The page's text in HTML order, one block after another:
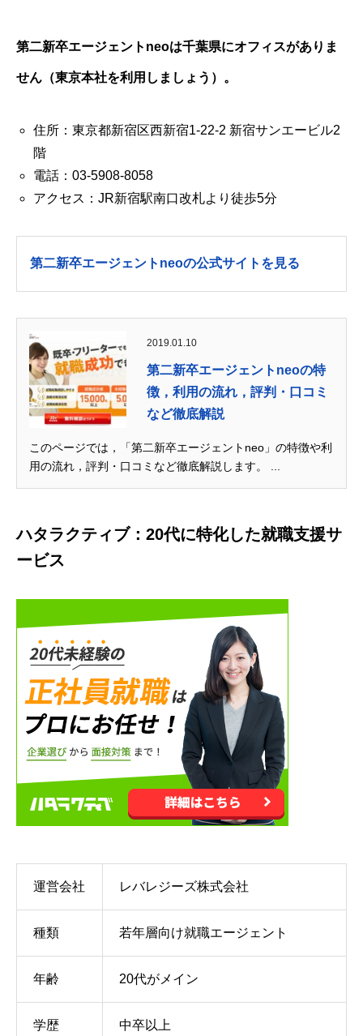
第二新卒エージェントneoは千葉県にオフィスがありま
せん（東京本社を利用しましょう）。
住所：東京都新宿区西新宿1-22-2 新宿サンエービル2
階
電話：03-5908-8058
アクセス：JR新宿駅南口改札より徒歩5分
第二新卒エージェントneoの公式サイトを見る
2019.01.10
第二新卒エージェントneoの特
徴，利用の流れ，評判・口コミ
など徹底解説
このページでは，「第二新卒エージェントneo」の特徴や利
用の流れ，評判・口コミなど徹底解説します。 ...
ハタラクティブ：20代に特化した就職支援サ
ービス
運営会社 レバレジーズ株式会社
種類 若年層向け就職エージェント
年齢 20代がメイン
学歴 中卒以上